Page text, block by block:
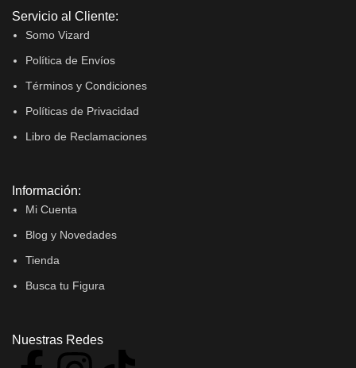
Servicio al Cliente:
Somo Vizard
Política de Envíos
Términos y Condiciones
Políticas de Privacidad
Libro de Reclamaciones
Información:
Mi Cuenta
Blog y Novedades
Tienda
Busca tu Figura
Nuestras Redes